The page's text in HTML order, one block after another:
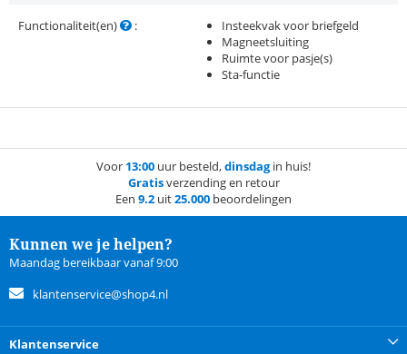
Functionaliteit(en) :
Insteekvak voor briefgeld
Magneetsluiting
Ruimte voor pasje(s)
Sta-functie
Voor 13:00 uur besteld,dinsdagin huis!
Gratisverzending en retour
Een 9.2 uit25.000 beoordelingen
Kunnen we je helpen?
Maandag bereikbaar vanaf 9:00
klantenservice@shop4.nl
Klantenservice